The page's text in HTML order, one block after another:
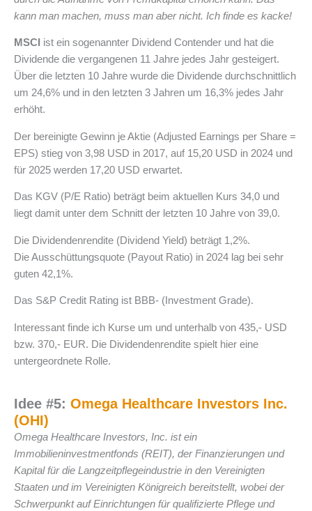
kann man machen, muss man aber nicht. Ich finde es kacke!
MSCI
ist ein sogenannter Dividend Contender und hat die
Dividende die vergangenen 11 Jahre jedes Jahr gesteigert.
Über die letzten 10 Jahre wurde die Dividende durchschnittlich
um 24,6% und in den letzten 3 Jahren um 16,3% jedes Jahr
erhöht.
Der bereinigte Gewinn je Aktie (Adjusted Earnings per Share =
EPS) stieg von 3,98 USD in 2017, auf 15,20 USD in 2024 und
für 2025 werden 17,20 USD erwartet.
Das KGV (P/E Ratio) beträgt beim aktuellen Kurs 34,0 und
liegt damit unter dem Schnitt der letzten 10 Jahre von 39,0.
Die Dividendenrendite (Dividend Yield) beträgt 1,2%.
Die Ausschüttungsquote (Payout Ratio) in 2024 lag bei sehr
guten 42,1%.
Das S&P Credit Rating ist BBB- (Investment Grade).
Interessant finde ich Kurse um und unterhalb von 435,- USD
bzw. 370,- EUR. Die Dividendenrendite spielt hier eine
untergeordnete Rolle.
Idee #5: Omega Healthcare Investors Inc.
(OHI)
Omega Healthcare Investors, Inc. ist ein
Immobilieninvestmentfonds (REIT), der Finanzierungen und
Kapital für die Langzeitpflegeindustrie in den Vereinigten
Staaten und im Vereinigten Königreich bereitstellt, wobei der
Schwerpunkt auf Einrichtungen für qualifizierte Pflege und